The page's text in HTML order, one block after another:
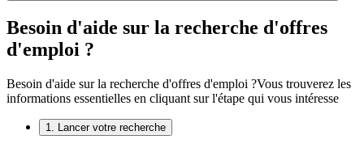
Besoin d'aide sur la recherche d'offres
d'emploi ?
Besoin d'aide sur la recherche d'offres d'emploi ?Vous trouverez les
informations essentielles en cliquant sur l'étape qui vous intéresse
1. Lancer votre recherche